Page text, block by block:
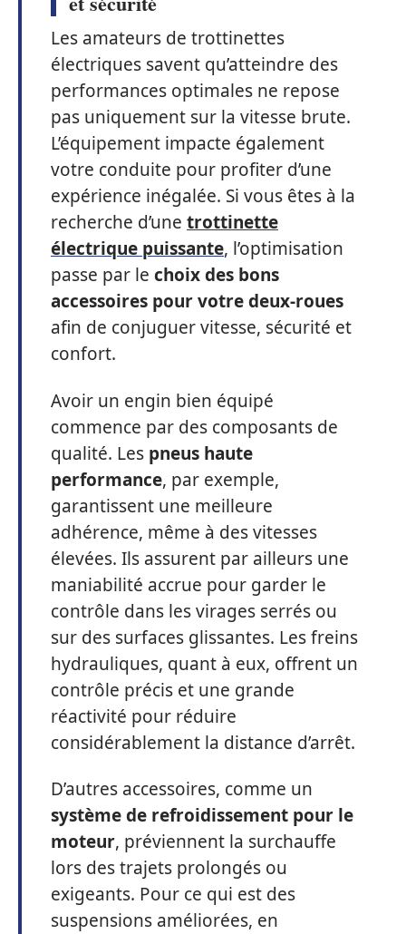
Les amateurs de trottinettes
électriques savent qu’atteindre des
performances optimales ne repose
pas uniquement sur la vitesse brute.
L’équipement impacte également
votre conduite pour profiter d’une
expérience inégalée. Si vous êtes à la
recherche d’une trottinette
électrique puissante, l’optimisation
passe par le choix des bons
accessoires pour votre deux-roues
afin de conjuguer vitesse, sécurité et
confort.
Avoir un engin bien équipé
commence par des composants de
qualité. Les pneus haute
performance, par exemple,
garantissent une meilleure
adhérence, même à des vitesses
élevées. Ils assurent par ailleurs une
maniabilité accrue pour garder le
contrôle dans les virages serrés ou
sur des surfaces glissantes. Les freins
hydrauliques, quant à eux, offrent un
contrôle précis et une grande
réactivité pour réduire
considérablement la distance d’arrêt.
D’autres accessoires, comme un
système de refroidissement pour le
moteur, préviennent la surchauffe
lors des trajets prolongés ou
exigeants. Pour ce qui est des
suspensions améliorées, en